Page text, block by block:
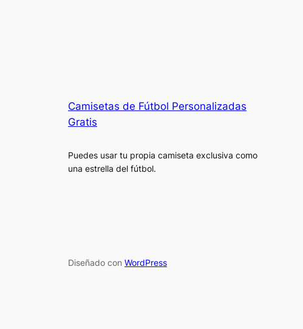
Camisetas de Fútbol Personalizadas
Gratis
Puedes usar tu propia camiseta exclusiva como
una estrella del fútbol.
Diseñado con WordPress